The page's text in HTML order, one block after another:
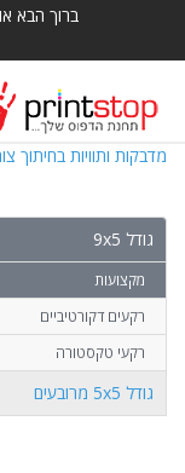
ברוך הבא
מדבקות ותוויות בחיתוך
גודל 9x5
מקצועות
רקעים דקורטיביים
רקעי טקסטורה
גודל 5x5 מרובעים